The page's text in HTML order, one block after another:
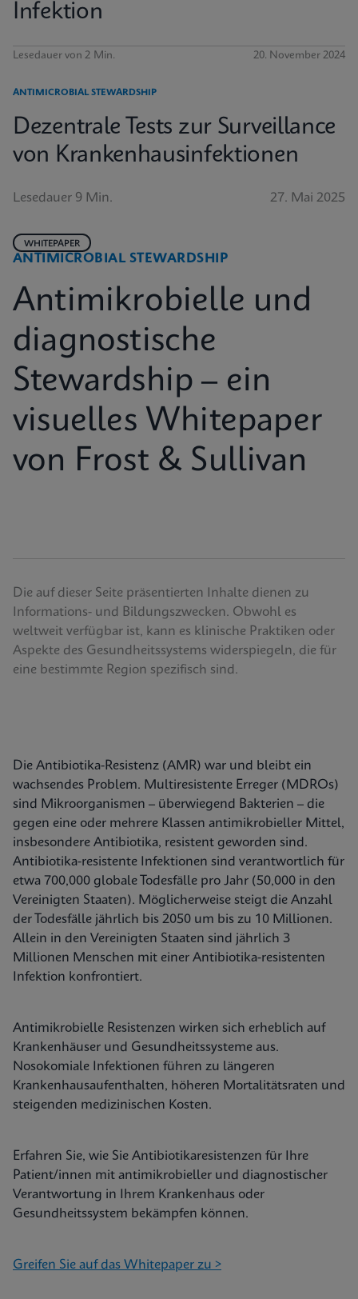
Infektion
Lesedauer von 2 Min. 20. November 2024
ANTIMICROBIAL STEWARDSHIP
Dezentrale Tests zur Surveillance
von Krankenhausinfektionen
Lesedauer 9 Min. 27. Mai 2025
ANTIMICROBIAL STEWARDSHIP
WHITEPAPER
Antimikrobielle und
diagnostische
Stewardship – ein
visuelles Whitepaper
von Frost & Sullivan
Die auf dieser Seite präsentierten Inhalte dienen zu
Informations- und Bildungszwecken. Obwohl es
weltweit verfügbar ist, kann es klinische Praktiken oder
Aspekte des Gesundheitssystems widerspiegeln, die für
eine bestimmte Region spezifisch sind.
Die Antibiotika-Resistenz (AMR) war und bleibt ein
wachsendes Problem. Multiresistente Erreger (MDROs)
sind Mikroorganismen – überwiegend Bakterien – die
gegen eine oder mehrere Klassen antimikrobieller Mittel,
insbesondere Antibiotika, resistent geworden sind.
Antibiotika-resistente Infektionen sind verantwortlich für
etwa 700,000 globale Todesfälle pro Jahr (50,000 in den
Vereinigten Staaten). Möglicherweise steigt die Anzahl
der Todesfälle jährlich bis 2050 um bis zu 10 Millionen.
Allein in den Vereinigten Staaten sind jährlich 3
Millionen Menschen mit einer Antibiotika-resistenten
Infektion konfrontiert.
Antimikrobielle Resistenzen wirken sich erheblich auf
Krankenhäuser und Gesundheitssysteme aus.
Nosokomiale Infektionen führen zu längeren
Krankenhausaufenthalten, höheren Mortalitätsraten und
steigenden medizinischen Kosten.
Erfahren Sie, wie Sie Antibiotikaresistenzen für Ihre
Patient/innen mit antimikrobieller und diagnostischer
Verantwortung in Ihrem Krankenhaus oder
Gesundheitssystem bekämpfen können.
Greifen Sie auf das Whitepaper zu >